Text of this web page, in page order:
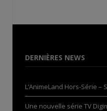
DERNIÈRES NEWS
L’AnimeLand Hors-Série
Une nouvelle série TV